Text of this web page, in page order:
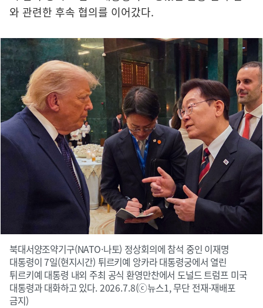
와 관련한 후속 협의를 이어갔다.
북대서양조약기구(NATO·나토) 정상회의에 참석 중인 이재명
대통령이 7일(현지시간) 튀르키예 앙카라 대통령궁에서 열린
튀르키예 대통령 내외 주최 공식 환영만찬에서 도널드 트럼프 미국
대통령과 대화하고 있다. 2026.7.8(ⓒ뉴스1, 무단 전재-재배포
금지)